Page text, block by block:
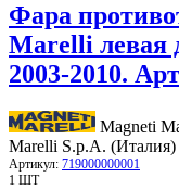
Фара
Marelli левая
2003-2010.
Magneti
Marelli S.p.A. (Италия)
Артикул: 719000000001
1 ШТ